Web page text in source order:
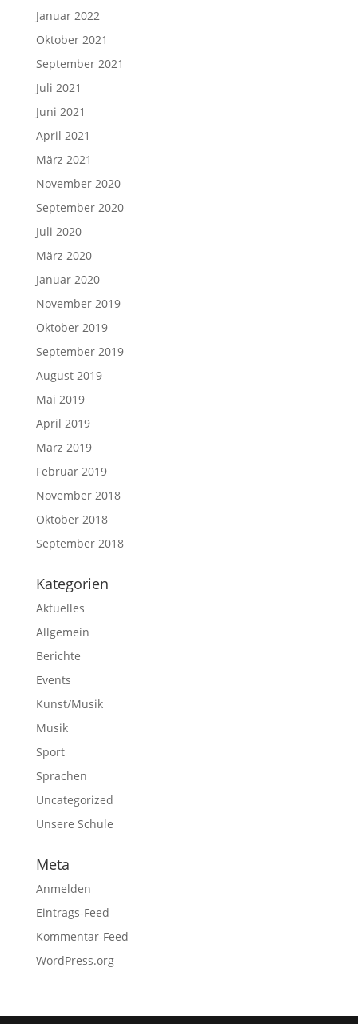
Januar 2022
Oktober 2021
September 2021
Juli 2021
Juni 2021
April 2021
März 2021
November 2020
September 2020
Juli 2020
März 2020
Januar 2020
November 2019
Oktober 2019
September 2019
August 2019
Mai 2019
April 2019
März 2019
Februar 2019
November 2018
Oktober 2018
September 2018
Kategorien
Aktuelles
Allgemein
Berichte
Events
Kunst/Musik
Musik
Sport
Sprachen
Uncategorized
Unsere Schule
Meta
Anmelden
Eintrags-Feed
Kommentar-Feed
WordPress.org